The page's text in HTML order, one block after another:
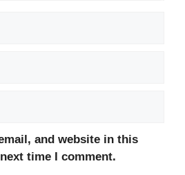
and website in this
time I comment.